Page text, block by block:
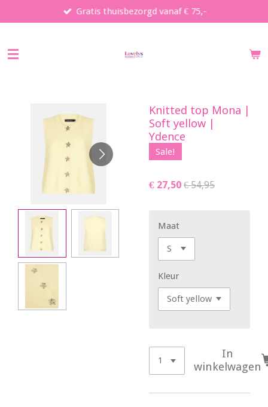
direct
de
Gratis thuisbezorgd vanaf € 75,-
Knitted top Mona |
Soft yellow |
Ydence
Sale!
€ 27,50 € 54,95
Maat
Kleur
In
winkelwagen